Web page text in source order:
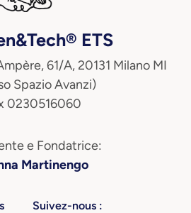
ETS
61/A, 20131 Milano MI
Spazio Avanzi)
0230516060
e Fondatrice:
Martinengo
Suivez-nous :